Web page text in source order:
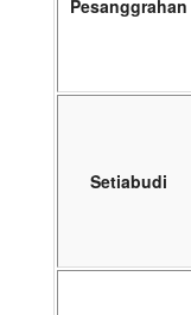
Pesanggrahan
Setiabudi